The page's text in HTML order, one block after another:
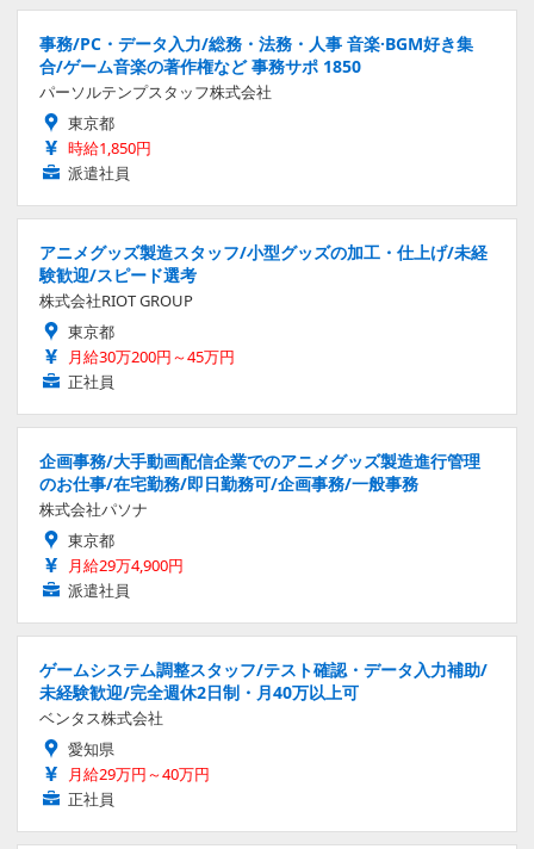
事務/PC・データ入力/総務・法務・人事 音楽·BGM好き集
合/ゲーム音楽の著作権など 事務サポ 1850
パーソルテンプスタッフ株式会社
東京都
時給1,850円
派遣社員
アニメグッズ製造スタッフ/小型グッズの加工・仕上げ/未経
験歓迎/スピード選考
株式会社RIOT GROUP
東京都
月給30万200円～45万円
正社員
企画事務/大手動画配信企業でのアニメグッズ製造進行管理
のお仕事/在宅勤務/即日勤務可/企画事務/一般事務
株式会社パソナ
東京都
月給29万4,900円
派遣社員
ゲームシステム調整スタッフ/テスト確認・データ入力補助/
未経験歓迎/完全週休2日制・月40万以上可
ベンタス株式会社
愛知県
月給29万円～40万円
正社員